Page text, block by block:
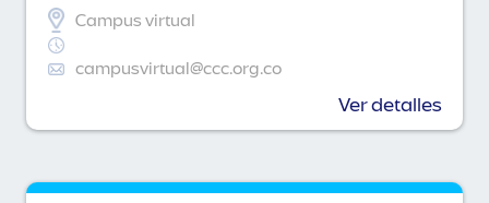
Campus virtual
campusvirtual@ccc.org.co
Ver detalles